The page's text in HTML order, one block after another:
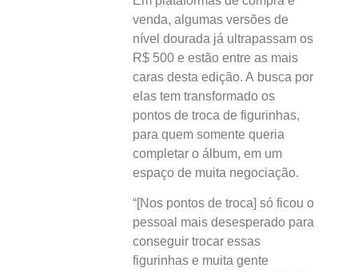
venda, algumas versões de
nível dourada já ultrapassam os
R$ 500 e estão entre as mais
caras desta edição. A busca por
elas tem transformado os
pontos de troca de figurinhas,
para quem somente queria
completar o álbum, em um
espaço de muita negociação.
“[Nos pontos de troca] só ficou o
pessoal mais desesperado para
conseguir trocar essas
figurinhas e muita gente